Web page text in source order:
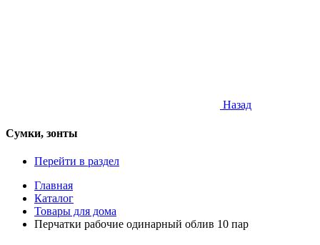
Назад
Сумки, зонты
Перейти в раздел
Главная
Каталог
Товары для дома
Перчатки рабочие одинарный облив 10 пар